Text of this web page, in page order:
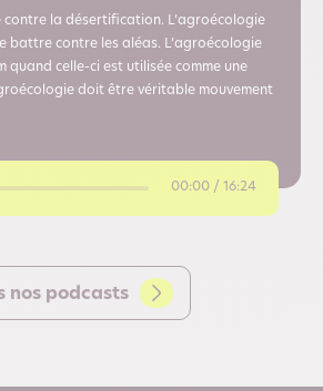
contre la désertification. L’agroécologie
battre contre les aléas. L’agroécologie
quand celle-ci est utilisée comme une
doit être véritable mouvement
00:00 / 16:24
nos podcasts